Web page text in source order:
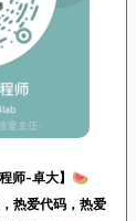
师-卓大】🍉
热爱代码，热爱